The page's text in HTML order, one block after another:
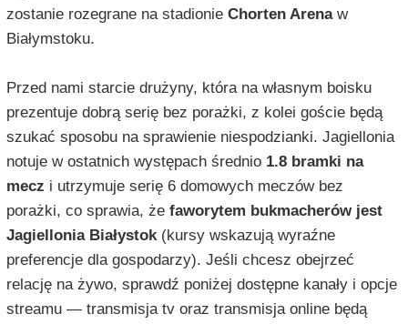
zostanie rozegrane na stadionie Chorten Arenaw
Białymstoku.
Przed nami starcie drużyny, która na własnym boisku
prezentuje dobrą serię bez porażki, z kolei goście będą
szukać sposobu na sprawienie niespodzianki. Jagiellonia
notuje w ostatnich występach średnio 1.8 bramki na
mecz i utrzymuje serię 6 domowych meczów bez
porażki, co sprawia, że faworytem bukmacherów jest
Jagiellonia Białystok(kursy wskazują wyraźne
preferencje dla gospodarzy). Jeśli chcesz obejrzeć
relację na żywo, sprawdź poniżej dostępne kanały i opcje
streamu — transmisja tv oraz transmisja online będą